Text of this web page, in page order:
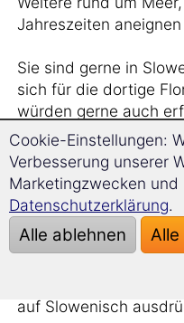
Jahreszeiten
Sie sind gerne in
sich für die dortige
würden gerne auch
Pflanzenartenauf
Sie sehen sich gern
und benötigen hierfür
Wortschatz?
auf Slowenisch
Cookie-Einstellungen:
Verbesserung unserer
Marketingzwecken und
Datenschutzerklärung.
Alle ablehnen Alle